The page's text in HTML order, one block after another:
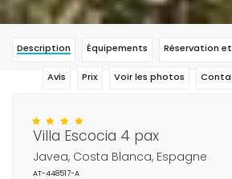
Description Équipements Réservation
Avis Prix Voir les photos
Villa Escocia 4 pax
Javea, Costa Blanca, Espagne
AT-448517-A